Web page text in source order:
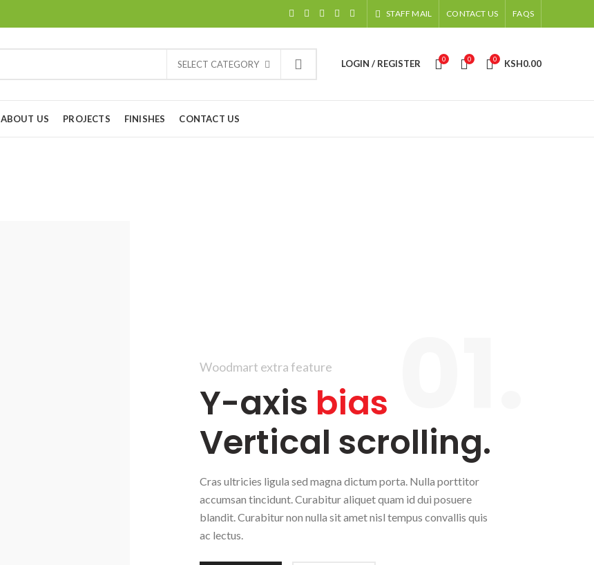
STAFF MAIL CONTACT US FAQS
SELECT CATEGORY LOGIN / REGISTER 0 0 0 KSH0.00
ABOUT US PROJECTS FINISHES CONTACT US
Woodmart extra feature
Y-axis bias
Vertical scrolling.
Cras ultricies ligula sed magna dictum porta. Nulla porttitor
accumsan tincidunt. Curabitur aliquet quam id dui posuere
blandit. Curabitur non nulla sit amet nisl tempus convallis quis
ac lectus.